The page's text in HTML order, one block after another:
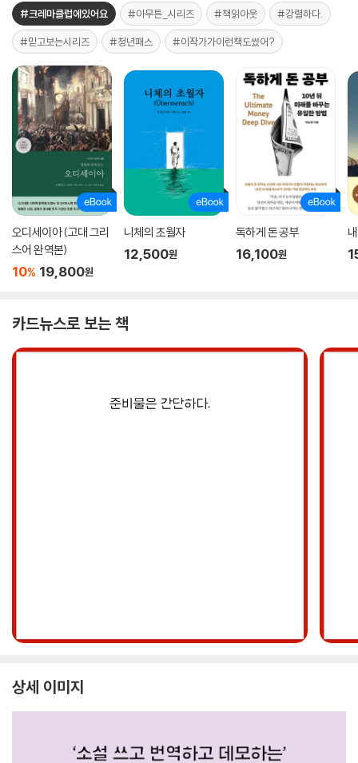
#크레마클럽에있어요 #아무튼_시리즈 #책읽아웃 #강렬하다.
#믿고보는시리즈 #청년패스 #이작가가이런책도썼어?
오디세이아 (고대 그리
스어 완역본)
10% 19,800원
니체의 초월자
12,500원
독하게 돈 공부
16,100원
카드뉴스로 보는 책
상세 이미지